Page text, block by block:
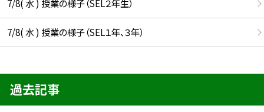
7/8( 水 ) 授業の様子（SEL２年生）
7/8( 水 ) 授業の様子（SEL１年、３年）
過去記事